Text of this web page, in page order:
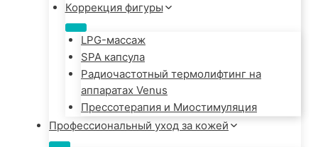
Коррекция фигуры
LPG-массаж
SPA капсула
Радиочастотный термолифтинг на
аппаратах Venus
Прессотерапия и Миостимуляция
Профессиональный уход за кожей